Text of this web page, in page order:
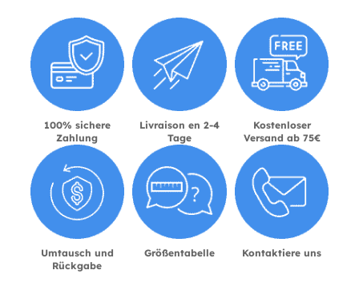
100% sichere
Zahlung
Livraison en 2-4
Tage
Kostenloser
Versand ab 75€
Umtausch und
Rückgabe
Größentabelle Kontaktiere uns